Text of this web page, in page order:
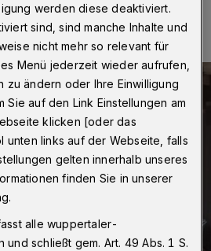
werden diese deaktiviert.
sind, sind manche Inhalte und
nicht mehr so relevant für
Menü jederzeit wieder aufrufen,
zu ändern oder Ihre Einwilligung
Sie auf den Link Einstellungen am
klicken [oder das
unten links auf der Webseite, falls
gelten innerhalb unseres
finden Sie in unserer
alle wuppertaler-
und schließt gem. Art. 49 Abs. 1 S.